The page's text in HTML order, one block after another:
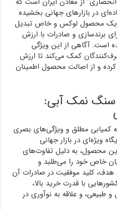
در بازارهای جهانی بخشیده
یک محصول لوکس و خاص تبدیل
برندسازی و صادرات با ارزش
است. آگاهی از این ویژگی
کمک می‌کند تا ارزش
و از اصالت محصول اطمینان
سنگ نمک آبی:
کمیابی مطلق و ویژگی‌های بصری
ویژه‌ای در بازار جهانی
محصول، به دلیل تفاوت‌های
خاص خود را می‌طلبد و
هدف، کلید موفقیت در صادرات آن
با قدرت خرید بالا،
و علاقه به نوآوری در